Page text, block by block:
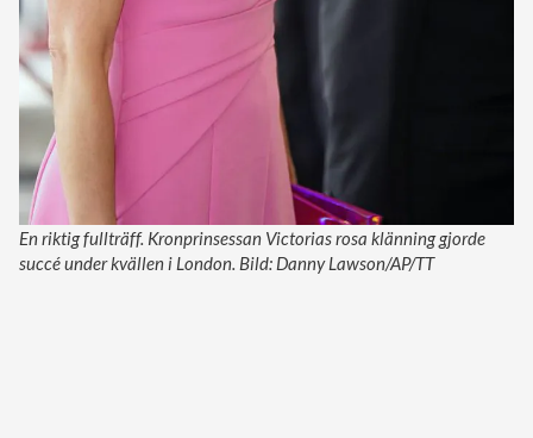
En riktig fullträff. Kronprinsessan Victorias rosa klänning gjorde
succé under kvällen i London. Bild: Danny Lawson/AP/TT